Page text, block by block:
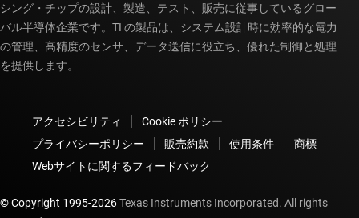
シング・チップの設計、製造、テスト、販売に従事しているグロー
バル半導体企業です。TI の製品は、システム設計時に効率的な電力
の管理、高精度のセンサ、データ送信に役立ち、優れた制御と処理
を提供します。
アクセシビリティ
Cookie ポリシー
プライバシーポリシー
販売約款 使用条件
商標
Webサイトに関するフィードバック
© Copyright 1995-2026Texas Instruments Incorporated. All rights